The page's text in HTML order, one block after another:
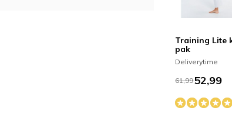
Training Lite
pak
Deliverytime
61,9952,99